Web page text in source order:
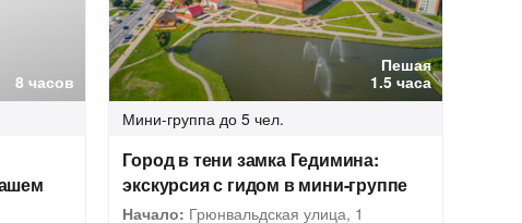
8 часов
Пешая
1.5 часа
Мини-группа до 5 чел.
Город в тени замка Гедимина:
экскурсия с гидом в мини-группе
Начало: Грюнвальдская улица, 1